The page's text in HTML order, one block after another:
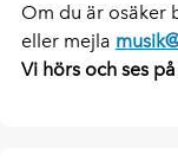
Om du är osäker
eller mejla
Vi hörs och ses